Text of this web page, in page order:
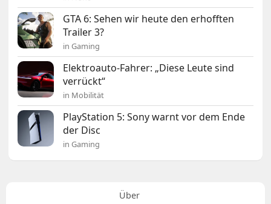
GTA 6: Sehen wir heute den erhofften
Trailer 3?
in Gaming
Elektroauto-Fahrer: „Diese Leute sind
verrückt“
in Mobilität
PlayStation 5: Sony warnt vor dem Ende
der Disc
in Gaming
Über